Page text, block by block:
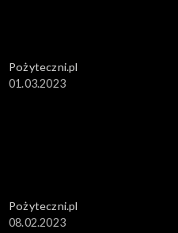
Pożyteczni.pl
01.03.2023
Pożyteczni.pl
08.02.2023